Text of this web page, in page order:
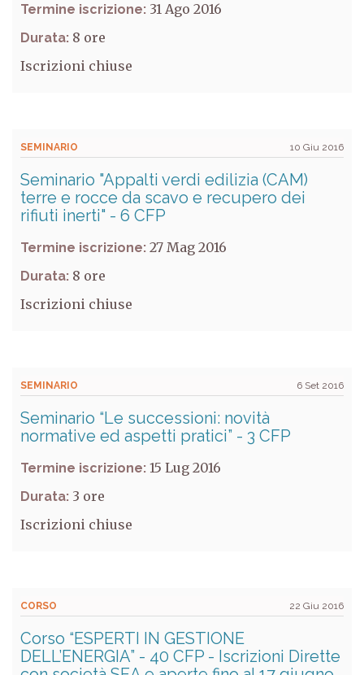
Termine iscrizione: 31 Ago 2016
Durata: 8
Iscrizioni chiuse
SEMINARIO 10 Giu 2016
Seminario "Appalti verdi edilizia (CAM)
terre e rocce da scavo e recupero dei
rifiuti inerti" - 6 CFP
Termine iscrizione: 27 Mag 2016
Durata: 8
Iscrizioni chiuse
SEMINARIO 6 Set 2016
Seminario “Le successioni: novità
normative ed aspetti pratici” - 3 CFP
Termine iscrizione: 15 Lug 2016
Durata: 3
Iscrizioni chiuse
CORSO 22 Giu 2016
Corso “ESPERTI IN GESTIONE
DELL’ENERGIA” - 40 CFP - Iscrizioni Dirette